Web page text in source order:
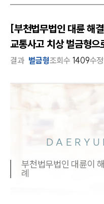
[부천법무법인 대륜 해
교통사고 치상 벌금형으
결과 벌금형조회수 1409수
부천법무법인 대륜이
례